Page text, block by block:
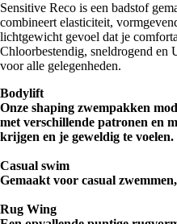
Sensitive Reco is een badstof
combineert elasticiteit,
lichtgewicht gevoel dat je
Chloorbestendig, sneldrogend en
voor alle gelegenheden.
Bodylift
Onze shaping zwempakken
met verschillende patronen en
krijgen en je geweldig te voelen.
Casual swim
Gemaakt voor casual
Rug Wing